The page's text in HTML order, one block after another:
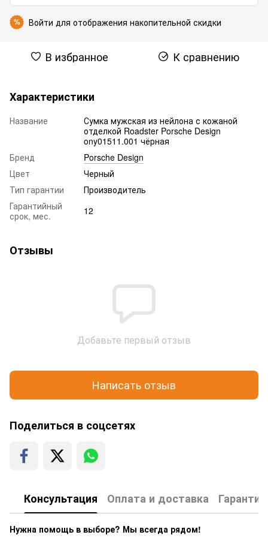
% Войти для отображения накопительной скидки
В избранное К сравнению
Характеристики
Название
Сумка мужская из нейлона с кожаной
отделкой Roadster Porsche Design
ony01511.001 чёрная
Бренд
Porsche Design
Цвет
Черный
Тип гарантии
Производитель
Гарантийный
срок, мес.
12
Отзывы
Добавьте первый отзыв
Написать отзыв
Поделиться в соцсетях
Консультация Оплата и доставка Гарантия
Нужна помощь в выборе? Мы всегда рядом!